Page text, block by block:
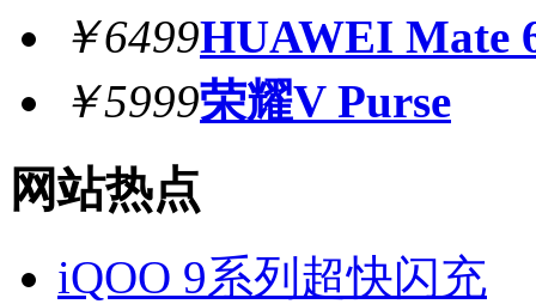
￥6499HUAWEI Mate
￥5999荣耀V Purse
网站热点
iQOO 9系列超快闪充